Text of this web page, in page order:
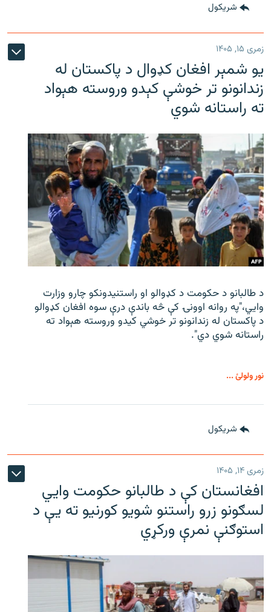
شريکول
زمری ۱۵, ۱۴۰۵
یو شمېر افغان کډوال د پاکستان له
زندانونو تر خوشې کېدو وروسته هېواد
ته راستانه شوي
د طالبانو د حکومت د کډوالو او راستنیدونکو چارو وزارت
وايي،"په روانه اوونۍ کې څه باندې درې سوه افغان کډوالو
د پاکستان له زندانونو تر خوشي کیدو وروسته هېواد ته
راستانه شوي دي".
نور ولولئ ...
شريکول
زمری ۱۴, ۱۴۰۵
افغانستان کې د طالبانو حکومت وايي
لسګونو زرو راستنو شویو کورنیو ته یې د
استوګنې نمرې ورکړي